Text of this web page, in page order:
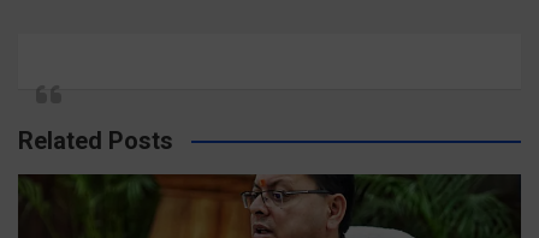
Related Posts